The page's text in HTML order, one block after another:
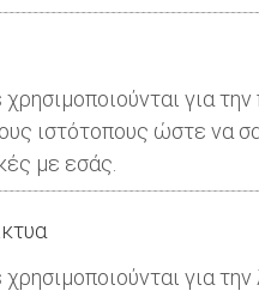
για
ιστότοπους ώστε να
με εσάς.
για